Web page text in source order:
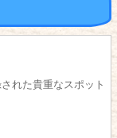
れた貴重なスポット